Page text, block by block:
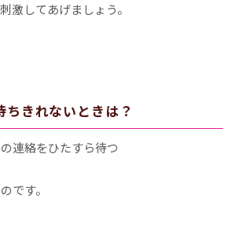
激してあげましょう。
きれないときは？
連絡をひたすら待つ
です。